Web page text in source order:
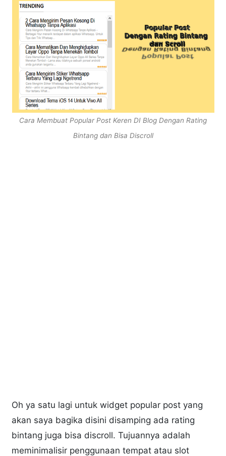
Cara Membuat Popular Post Keren DI Blog Dengan Rating
Bintang dan Bisa Discroll
Oh ya satu lagi untuk widget popular post yang
akan saya bagika disini disamping ada rating
bintang juga bisa discroll. Tujuannya adalah
meminimalisir penggunaan tempat atau slot